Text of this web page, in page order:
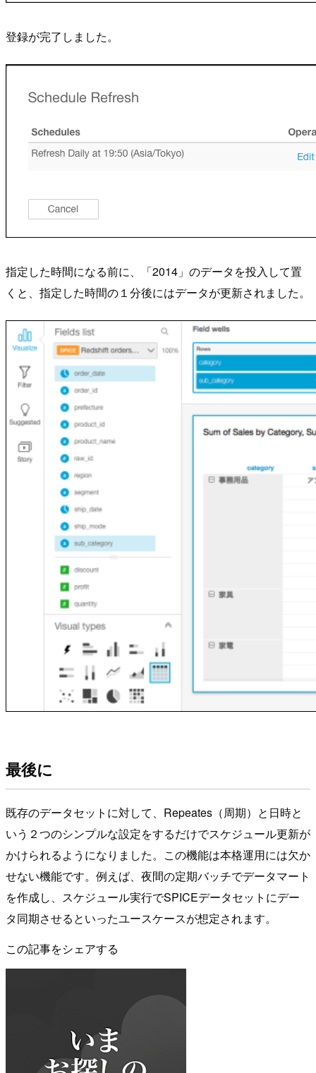
登録が完了しました。
指定した時間になる前に、「2014」のデータを投入して置
くと、指定した時間の１分後にはデータが更新されました。
最後に
既存のデータセットに対して、Repeates（周期）と日時と
いう２つのシンプルな設定をするだけでスケジュール更新が
かけられるようになりました。この機能は本格運用には欠か
せない機能です。例えば、夜間の定期バッチでデータマート
を作成し、スケジュール実行でSPICEデータセットにデー
タ同期させるといったユースケースが想定されます。
この記事をシェアする